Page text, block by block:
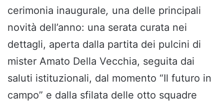
cerimonia inaugurale, una delle principali
novità dell’anno: una serata curata nei
dettagli, aperta dalla partita dei pulcini di
mister Amato Della Vecchia, seguita dai
saluti istituzionali, dal momento “Il futuro in
campo” e dalla sfilata delle otto squadre